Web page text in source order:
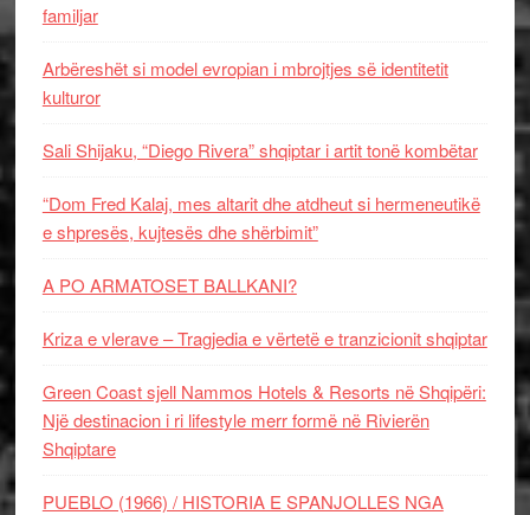
familjar
Arbëreshët si model evropian i mbrojtjes së identitetit
kulturor
Sali Shijaku, “Diego Rivera” shqiptar i artit tonë kombëtar
“Dom Fred Kalaj, mes altarit dhe atdheut si hermeneutikë
e shpresës, kujtesës dhe shërbimit”
A PO ARMATOSET BALLKANI?
Kriza e vlerave – Tragjedia e vërtetë e tranzicionit shqiptar
Green Coast sjell Nammos Hotels & Resorts në Shqipëri:
Një destinacion i ri lifestyle merr formë në Rivierën
Shqiptare
PUEBLO (1966) / HISTORIA E SPANJOLLES NGA